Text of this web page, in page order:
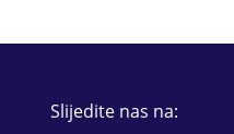
Slijedite nas na: